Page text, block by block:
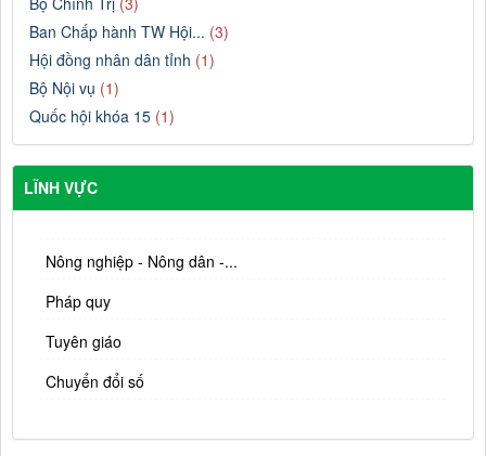
Ban Chấp hành TW Hội... (3)
Hội đồng nhân dân tỉnh (1)
Bộ Nội vụ (1)
Quốc hội khóa 15 (1)
LĨNH VỰC
Nông nghiệp - Nông dân -...
Pháp quy
Tuyên giáo
Chuyển đổi số